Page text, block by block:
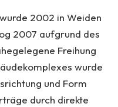
2002 in Weiden
2007 aufgrund des
Freihung
wurde
und Form
durch direkte